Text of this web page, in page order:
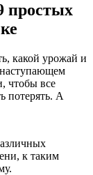
простых
какой урожай и
наступающем
чтобы все
потерять. А
к таким